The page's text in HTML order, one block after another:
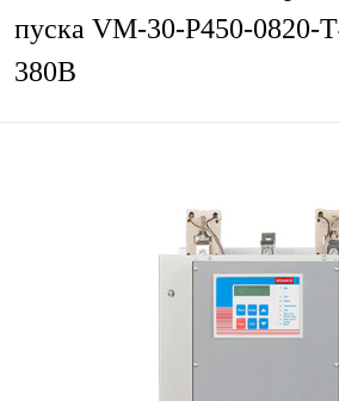
пуска VM-30-P450-0820-
380В